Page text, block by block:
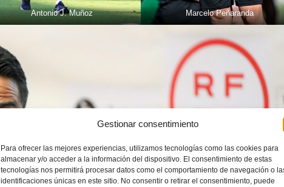
Gestionar consentimiento
Para ofrecer las mejores experiencias, utilizamos tecnologías como las cookies para
almacenar y/o acceder a la información del dispositivo. El consentimiento de estas
tecnologías nos permitirá procesar datos como el comportamiento de navegación o
identificaciones únicas en este sitio. No consentir o retirar el consentimiento, puede
Antonio J. Muñoz Marcelo Peñaranda